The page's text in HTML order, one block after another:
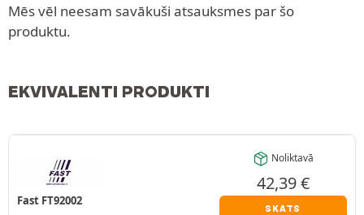
Mēs vēl neesam savākuši atsauksmes par šo
produktu.
EKVIVALENTI PRODUKTI
Fast FT92002
Noliktavā
42,39€
SKATS